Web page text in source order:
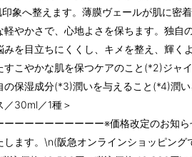
象へ整えます。薄膜ヴェールが肌に密
軽やかさで、心地よさを保ちます。独自
みを目立ちにくくし、キメを整え、輝く
すこやかな肌を保つケアのこと(*2)ジャ
の保湿成分(*3)潤いを与えること(*4)潤
／30ml／1種＞
ーーーーーーーーーー※価格改定のお知
します。\n(阪急オンラインショッピン